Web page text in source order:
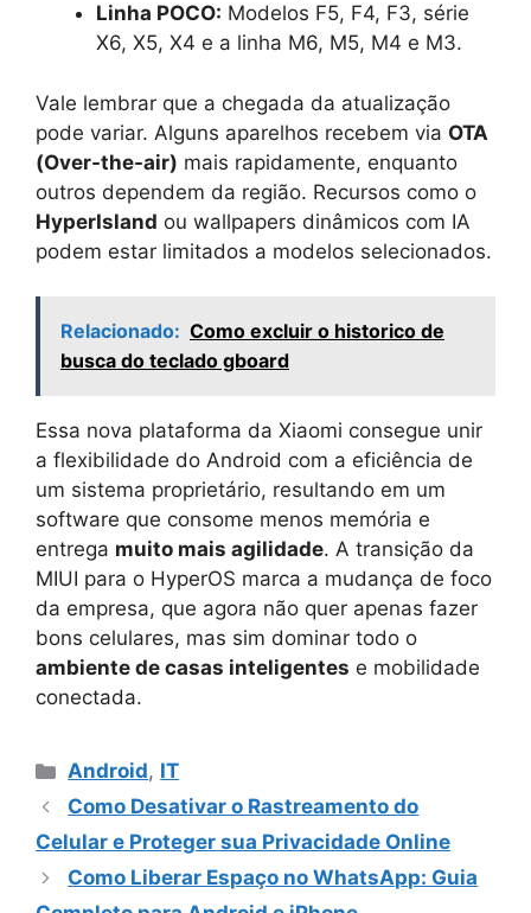
Linha POCO: Modelos F5, F4, F3, série
X6, X5, X4 e a linha M6, M5, M4 e M3.
Vale lembrar que a chegada da atualização
pode variar. Alguns aparelhos recebem via OTA
(Over-the-air) mais rapidamente, enquanto
outros dependem da região. Recursos como o
HyperIsland ou wallpapers dinâmicos com IA
podem estar limitados a modelos selecionados.
Relacionado: Como excluir o historico de
busca do teclado gboard
Essa nova plataforma da Xiaomi consegue unir
a flexibilidade do Android com a eficiência de
um sistema proprietário, resultando em um
software que consome menos memória e
entrega muito mais agilidade. A transição da
MIUI para o HyperOS marca a mudança de foco
da empresa, que agora não quer apenas fazer
bons celulares, mas sim dominar todo o
ambiente de casas inteligentes e mobilidade
conectada.
Categorias
Android, IT
Como Desativar o Rastreamento do
Celular e Proteger sua Privacidade Online
Como Liberar Espaço no WhatsApp: Guia